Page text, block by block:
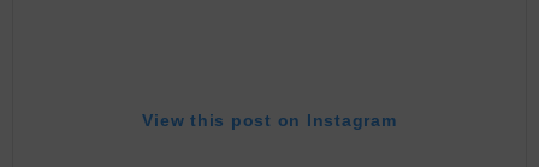
View this post on Instagram